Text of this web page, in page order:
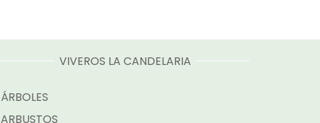
VIVEROS LA CANDELARIA
ÁRBOLES
ARBUSTOS